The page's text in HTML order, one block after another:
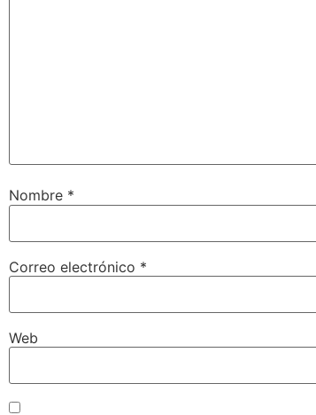
Nombre *
Correo electrónico *
Web